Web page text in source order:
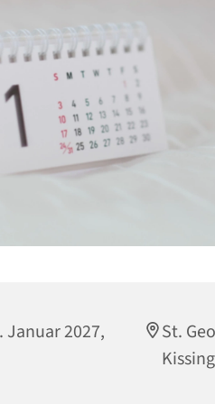
Januar 2027,
St.